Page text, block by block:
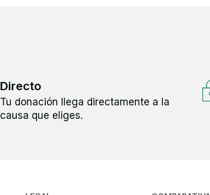
Directo
Tu donación llega directamente a la
causa que eliges.